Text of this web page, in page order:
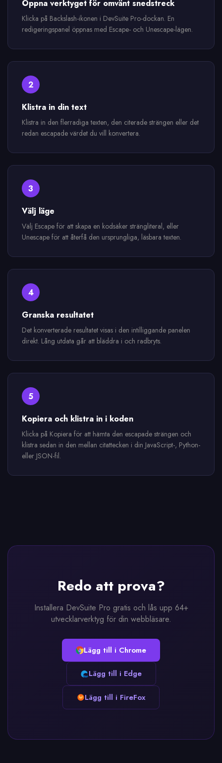
Öppna verktyget för omvänt snedstreck
Klicka på Backslash-ikonen i DevSuite Pro-dockan. En
redigeringspanel öppnas med Escape- och Unescape-lägen.
2
Klistra in din text
Klistra in den flerradiga texten, den citerade strängen eller det
redan escapade värdet du vill konvertera.
3
Välj läge
Välj Escape för att skapa en kodsäker strängliteral, eller
Unescape för att återfå den ursprungliga, läsbara texten.
4
Granska resultatet
Det konverterade resultatet visas i den intilliggande panelen
direkt. Lång utdata går att bläddra i och radbryts.
5
Kopiera och klistra in i koden
Klicka på Kopiera för att hämta den escapade strängen och
klistra sedan in den mellan citattecken i din JavaScript-, Python-
eller JSON-fil.
Redo att prova?
Installera DevSuite Pro gratis och lås upp 64+
utvecklarverktyg för din webbläsare.
Lägg till i Chrome
Lägg till i Edge
Lägg till i FireFox